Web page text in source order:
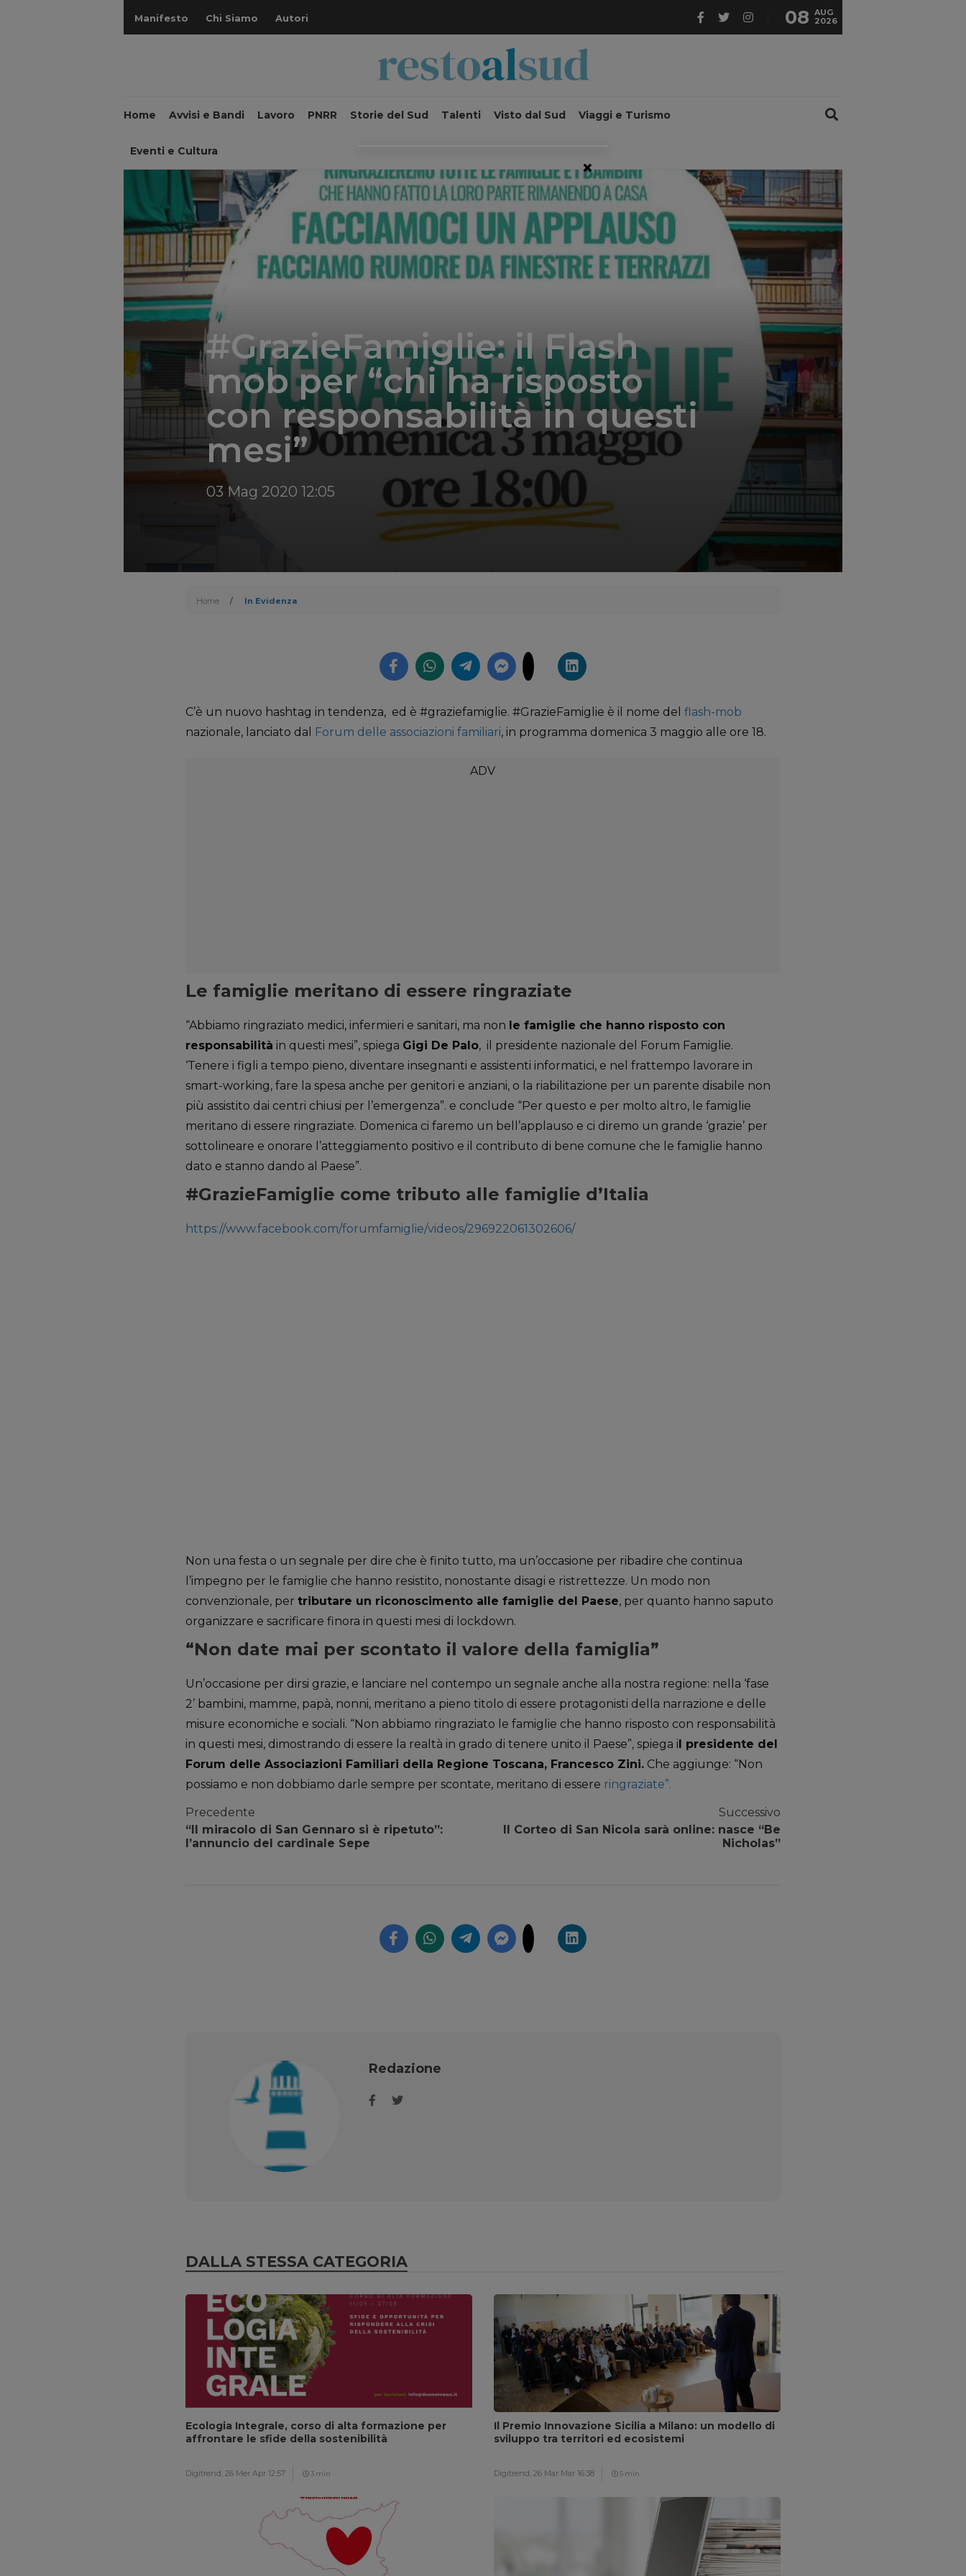
Manifesto Chi Siamo Autori 08 AUG
2026
Home Avvisi e Bandi Lavoro PNRR Storie del Sud Talenti Visto dal Sud Viaggi e Turismo
Eventi e Cultura
';
#GrazieFamiglie: il Flash
mob per “chi ha risposto
con responsabilità in questi
mesi”
03 Mag 2020 12:05
Home / In Evidenza
C’è un nuovo hashtag in tendenza, ed è #graziefamiglie. #GrazieFamiglie è il nome del flash-mob
nazionale, lanciato dal
Forum delle associazioni familiari, in programma domenica 3 maggio alle ore 18.
Le famiglie meritano di essere ringraziate
“Abbiamo ringraziato medici, infermieri e sanitari, ma non le famiglie che hanno risposto con
responsabilità in questi mesi”, spiega Gigi De Palo, il presidente nazionale del Forum Famiglie.
‘Tenere i figli a tempo pieno, diventare insegnanti e assistenti informatici, e nel frattempo lavorare in
smart-working, fare la spesa anche per genitori e anziani, o la riabilitazione per un parente disabile non
più assistito dai centri chiusi per l’emergenza”. e conclude “Per questo e per molto altro, le famiglie
meritano di essere ringraziate. Domenica ci faremo un bell’applauso e ci diremo un grande ‘grazie’ per
sottolineare e onorare l’atteggiamento positivo e il contributo di bene comune che le famiglie hanno
dato e stanno dando al Paese”.
#GrazieFamiglie come tributo alle famiglie d’Italia
https://www.facebook.com/forumfamiglie/videos/296922061302606/
Non una festa o un segnale per dire che è finito tutto, ma un’occasione per ribadire che continua
l’impegno per le famiglie che hanno resistito, nonostante disagi e ristrettezze. Un modo non
convenzionale, per tributare un riconoscimento alle famiglie del Paese, per quanto hanno saputo
organizzare e sacrificare finora in questi mesi di lockdown.
“Non date mai per scontato il valore della famiglia”
Un’occasione per dirsi grazie, e lanciare nel contempo un segnale anche alla nostra regione: nella ‘fase
2’ bambini, mamme, papà, nonni, meritano a pieno titolo di essere protagonisti della narrazione e delle
misure economiche e sociali. “Non abbiamo ringraziato le famiglie che hanno risposto con responsabilità
in questi mesi, dimostrando di essere la realtà in grado di tenere unito il Paese”, spiega il presidente del
Forum delle Associazioni Familiari della Regione Toscana, Francesco Zini.Che aggiunge: “Non
possiamo e non dobbiamo darle sempre per scontate, meritano di essere ringraziate”.
Precedente
“Il miracolo di San Gennaro si è ripetuto”:
l’annuncio del cardinale Sepe
Successivo
Il Corteo di San Nicola sarà online: nasce “Be
Nicholas”
Redazione
DALLA STESSA CATEGORIA
Ecologia Integrale, corso di alta formazione per
affrontare le sfide della sostenibilità
Digitrend, 26 Mer Apr 12:57 3 min
Il Premio Innovazione Sicilia a Milano: un modello di
sviluppo tra territori ed ecosistemi
Digitrend, 26 Mar Mar 16:38 5 min
×